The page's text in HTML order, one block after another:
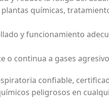
químicas,
y funcionamiento
o continua a gases
confiable,
peligrosos en